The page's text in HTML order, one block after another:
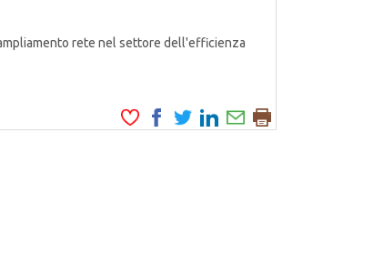
rete nel settore dell'efficienza